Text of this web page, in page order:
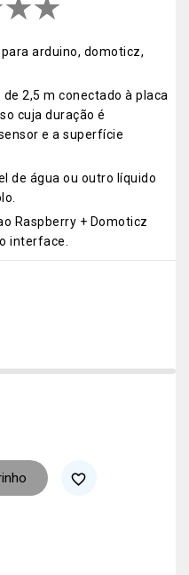
arduino, domoticz,
2,5 m conectado à placa
cuja duração é
e a superfície
de água ou outro líquido
Raspberry + Domoticz
interface.
favorite_border